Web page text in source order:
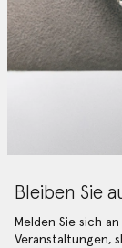
Bleiben Sie
Melden Sie sich
Veranstaltungen,